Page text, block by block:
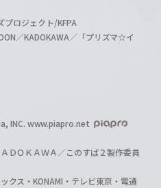
ロジェクト/KFPA
／KADOKAWA／「プリズマ☆イ
INC. www.piapro.net
ＤＯＫＡＷＡ／このすば２製作委員
クス・KONAMI・テレビ東京・電通